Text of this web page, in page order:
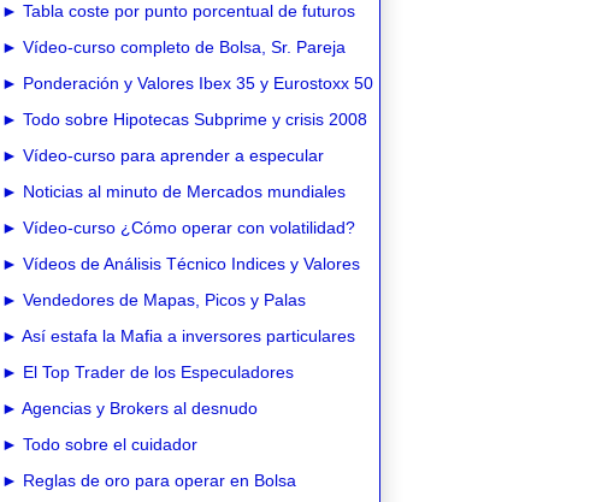
► Tabla coste por punto porcentual de futuros
► Vídeo-curso completo de Bolsa, Sr. Pareja
► Ponderación y Valores Ibex 35 y Eurostoxx 50
► Todo sobre Hipotecas Subprime y crisis 2008
► Vídeo-curso para aprender a especular
► Noticias al minuto de Mercados mundiales
► Vídeo-curso ¿Cómo operar con volatilidad?
► Vídeos de Análisis Técnico Indices y Valores
► Vendedores de Mapas, Picos y Palas
► Así estafa la Mafia a inversores particulares
► El Top Trader de los Especuladores
► Agencias y Brokers al desnudo
► Todo sobre el cuidador
► Reglas de oro para operar en Bolsa